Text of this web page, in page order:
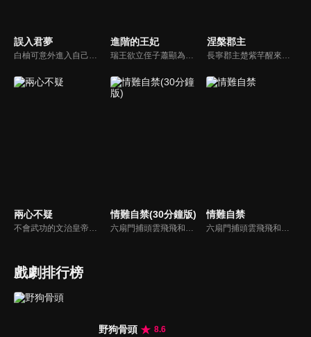
誤入君夢
白柚可意外進入自己創造的漫畫世界，成為女主。想要回到現實就必須讓患有恐女症的男主許澤羽愛上她。白柚可不得不追求許澤羽，卻漸漸對他動了真情，但事情遠沒那麼簡單，一場針對二人的血條宿命和陰謀悄然而至...
進階的王妃
瑞王欲立侄子蕭顯為嗣，蕭顯卻深愛農女林紅兒。權勢豪紳徐知禮設局，令紅兒家破人亡，女兒徐紫宜冒名入府。毀容重生的紅兒化名洪琳琅潛入王府，以琴師之姿展開復仇。她與徐紫宜明爭暗鬥，真相逐步揭曉。最終，權謀敗落，紅兒攜手申屠羽遠走江湖。
涅槃郡主
長寧郡主楚紫芊醒來時，竟變成了林尚書之女林嫣，坐在嫁給七皇子趙擎的婚轎上。世人皆認為七皇子與長寧郡主青梅竹馬，不曾想楚紫芊竟稱七皇子不僅拒婚羞辱她，還將她毒殺。老天給了這次機會，楚紫芊定會用林嫣的身份進行復仇。
兩心不疑 情難自禁(30分鐘版) 情難自禁
戲劇排行榜
野狗骨頭
8.6